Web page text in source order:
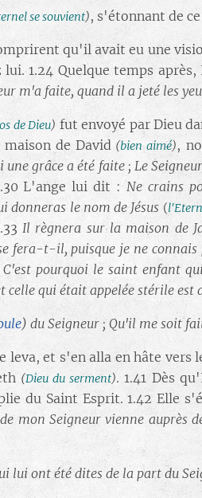
se souvient), s'étonnant de
qu'il avait eu une
1.24 Quelque temps après,
m'a faite, quand il a jeté les
de Dieu) fut envoyé par Dieu
de David (bien aimé),
une grâce a été faite ; Le
L'ange lui dit : Ne crains
donneras le nom de Jésus (
Il règnera sur la maison de
fera-t-il, puisque je ne
pourquoi le saint enfant
celle qui était appelée stérile est
) du Seigneur ; Qu'il me soit
leva, et s'en alla en hâte vers
(Dieu du serment). 1.41 Dès
du Saint Esprit. 1.42 Elle
mon Seigneur vienne auprès
lui ont été dites de la part du